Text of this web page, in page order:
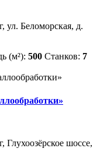
ул. Беломорская, д.
(м²): 500 Станков: 7
Глухоозёрское шоссе,